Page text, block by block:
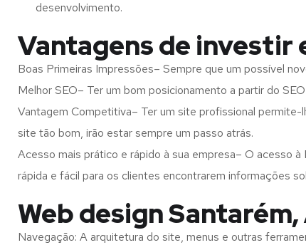
desenvolvimento.
Vantagens de investir
Boas Primeiras Impressões– Sempre que um possível
Melhor SEO– Ter um bom posicionamento a partir do
Vantagem Competitiva– Ter um site profissional
site tão bom, irão estar sempre um passo atrás.
Acesso mais prático e rápido à sua empresa– O acesso
rápida e fácil para os clientes encontrarem informações
Web design
Navegação: A arquitetura do site, menus e outras